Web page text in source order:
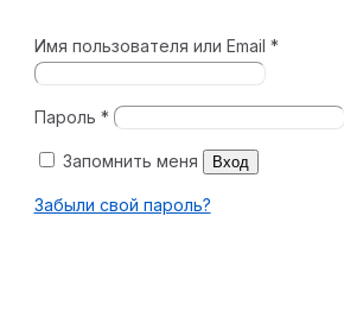
Имя пользователя или Email *
Пароль *
Запомнить меня Вход
Забыли свой пароль?